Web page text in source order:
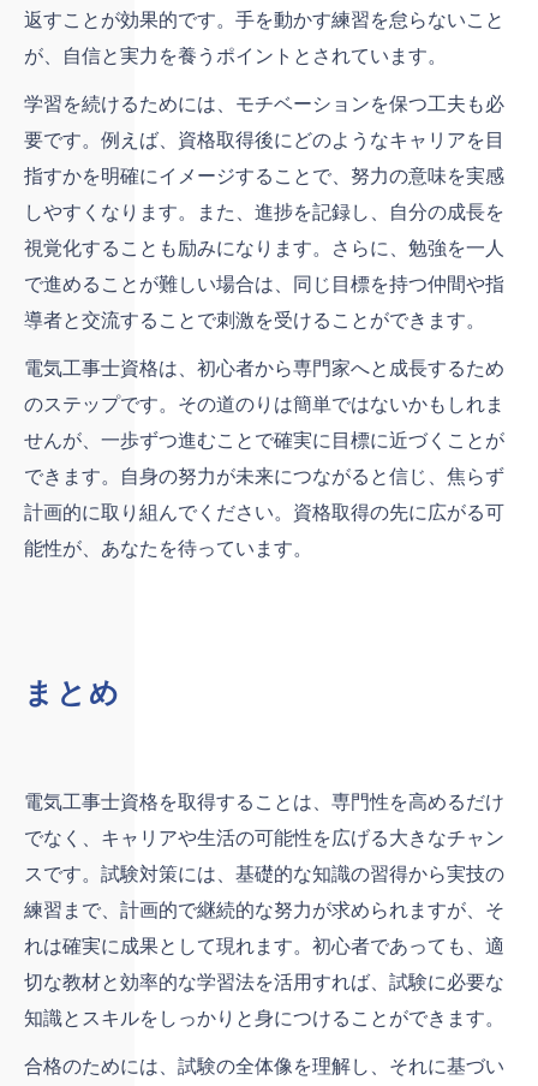
返すことが効果的です。手を動かす練習を怠らないこと
が、自信と実力を養うポイントとされています。
学習を続けるためには、モチベーションを保つ工夫も必
要です。例えば、資格取得後にどのようなキャリアを目
指すかを明確にイメージすることで、努力の意味を実感
しやすくなります。また、進捗を記録し、自分の成長を
視覚化することも励みになります。さらに、勉強を一人
で進めることが難しい場合は、同じ目標を持つ仲間や指
導者と交流することで刺激を受けることができます。
電気工事士資格は、初心者から専門家へと成長するため
のステップです。その道のりは簡単ではないかもしれま
せんが、一歩ずつ進むことで確実に目標に近づくことが
できます。自身の努力が未来につながると信じ、焦らず
計画的に取り組んでください。資格取得の先に広がる可
能性が、あなたを待っています。
まとめ
電気工事士資格を取得することは、専門性を高めるだけ
でなく、キャリアや生活の可能性を広げる大きなチャン
スです。試験対策には、基礎的な知識の習得から実技の
練習まで、計画的で継続的な努力が求められますが、そ
れは確実に成果として現れます。初心者であっても、適
切な教材と効率的な学習法を活用すれば、試験に必要な
知識とスキルをしっかりと身につけることができます。
合格のためには、試験の全体像を理解し、それに基づい